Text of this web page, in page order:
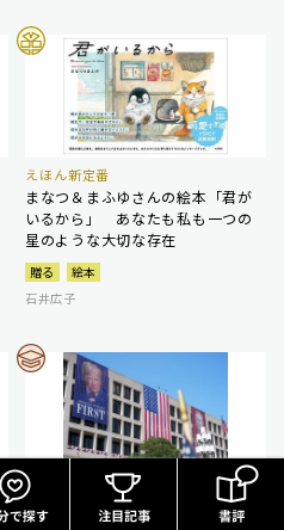
えほん新定番
まなつ＆まふゆさんの絵本「君が
いるから」 あなたも私も一つの
星のような大切な存在
贈る
絵本
石井広子
コラム
アメリカ・政治と戦争 さまよえ